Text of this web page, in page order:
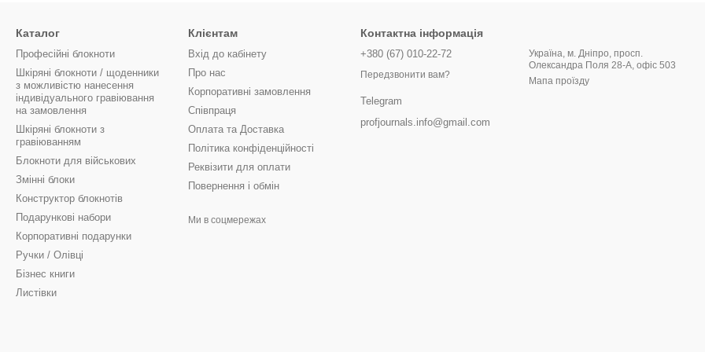
— чудовий варіант подяки або святкового сюрпризу для команди.
матеріалів;
іменне пакування, брендована листівка);
та за кордон;
будь-якої події — від корпоративів до весіль і ювілеїв.
сказати “дякую”, “ціную” або “пишаюся тобою” красиво і щиро.
набір Professional Journals
Каталог
Професійні блокноти
Шкіряні блокноти / щоденники
з можливістю нанесення
індивідуального гравіювання
на замовлення
Шкіряні блокноти з
гравіюванням
Блокноти для військових
Змінні блоки
Конструктор блокнотів
Подарункові набори
Корпоративні подарунки
Ручки / Олівці
Бізнес книги
Листівки
Клієнтам
Вхід до кабінету
Про нас
Корпоративні замовлення
Співпраця
Оплата та Доставка
Політика конфіденційності
Реквізити для оплати
Повернення і обмін
Ми в соцмережах
Контактна інформація
+380 (67) 010-22-72
Передзвонити вам?
Telegram
profjournals.info@gmail.com
Україна, м. Дніпро, просп.
Олександра Поля 28-А, офіс 503
Мапа проїзду